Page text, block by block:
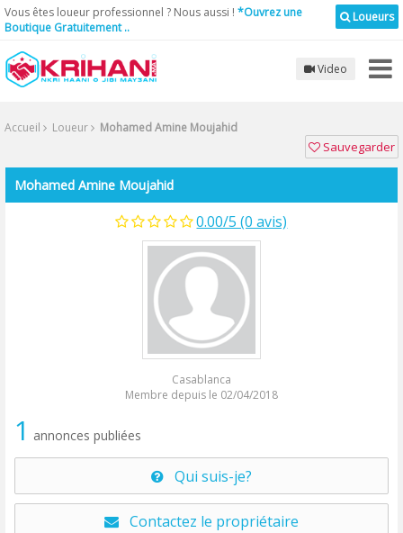
Loueurs
Vous êtes loueur professionnel ? Nous aussi ! *Ouvrez une
Boutique Gratuitement ..
Video
Accueil Loueur Mohamed Amine Moujahid
Sauvegarder
Mohamed Amine Moujahid
0.00/5 (0 avis)
Casablanca
Membre depuis le 02/04/2018
1 annonces publiées
Qui suis-je?
Contactez le propriétaire